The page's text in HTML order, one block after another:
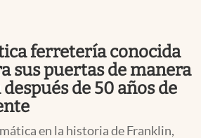
ferretería conocida
sus puertas de manera
de 50 años de
en la historia de Franklin,